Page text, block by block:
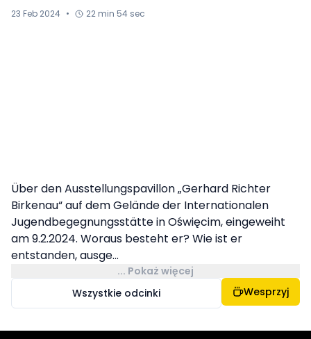
23 Feb 2024 • 22 min 54 sec
Über den Ausstellungspavillon „Gerhard Richter
Birkenau“ auf dem Gelände der Internationalen
Jugendbegegnungsstätte in Oświęcim, eingeweiht
am 9.2.2024. Woraus besteht er? Wie ist er
entstanden, ausge...
... Pokaż więcej
Wszystkie odcinki
Wesprzyj